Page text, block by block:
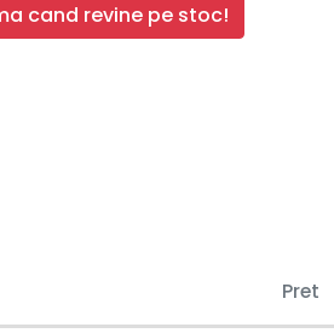
cand revine pe stoc!
Pret